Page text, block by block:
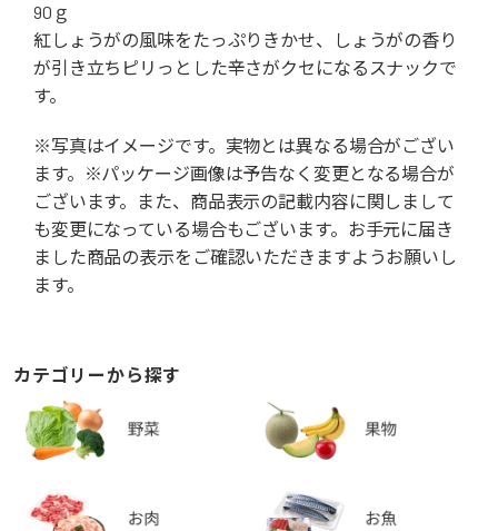
90ｇ
紅しょうがの風味をたっぷりきかせ、しょうがの香り
が引き立ちピリっとした辛さがクセになるスナックで
す。
※写真はイメージです。実物とは異なる場合がござい
ます。※パッケージ画像は予告なく変更となる場合が
ございます。また、商品表示の記載内容に関しまして
も変更になっている場合もございます。お手元に届き
ました商品の表示をご確認いただきますようお願いし
ます。
カテゴリーから探す